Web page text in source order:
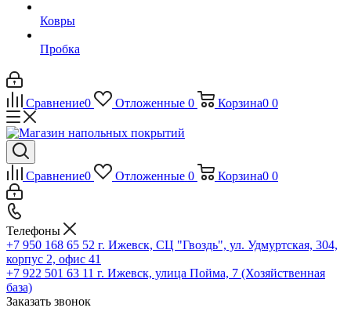
Ковры
Пробка
Сравнение0 Отложенные 0 Корзина0 0
Сравнение0 Отложенные 0 Корзина0 0
Телефоны
+7 950 168 65 52 г. Ижевск, СЦ "Гвоздь", ул. Удмуртская, 304,
корпус 2, офис 41
+7 922 501 63 11 г. Ижевск, улица Пойма, 7 (Хозяйственная
база)
Заказать звонок